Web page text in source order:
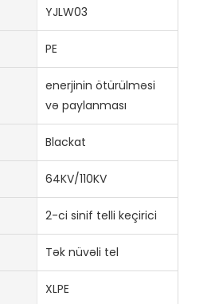
YJLW03
PE
enerjinin ötürülməsi
və paylanması
Blackat
64KV/110KV
2-ci sinif telli keçirici
Tək nüvəli tel
XLPE